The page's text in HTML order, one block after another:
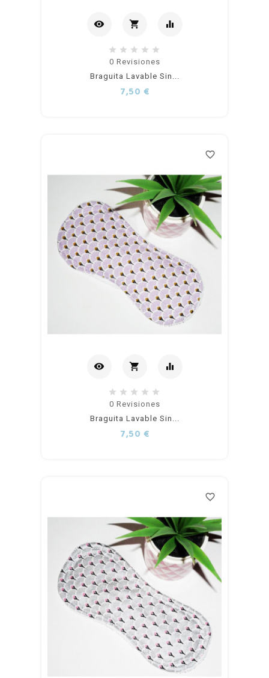
visibility shopping_cart
Añadir
al
equalizer
0 Revisiones
Braguita Lavable Sin...
7,50 €Precio
favorite_border
visibility shopping_cart
Añadir
al
equalizer
0 Revisiones
Braguita Lavable Sin...
7,50 €Precio
favorite_border